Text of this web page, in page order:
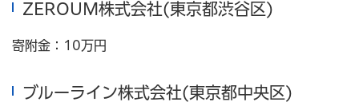
ZEROUM株式会社(東京都渋谷区)
寄附金：10万円
ブルーライン株式会社(東京都中央区)